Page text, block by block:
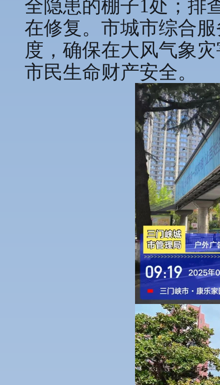
全隐患的棚子1处；排
在修复。市城市综合
度，确保在大风气象
市民生命财产安全。